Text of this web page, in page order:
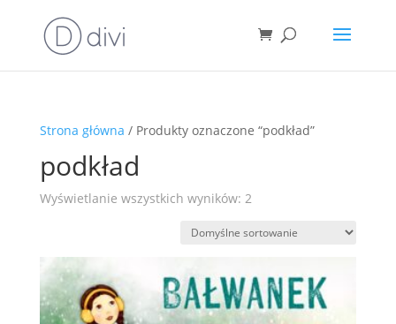
Strona główna / Produkty oznaczone “podkład”
podkład
Wyświetlanie wszystkich wyników: 2